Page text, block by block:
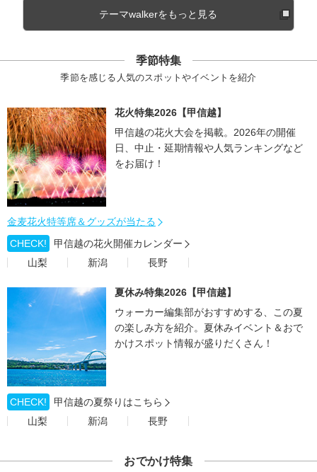
テーマwalkerをもっと見る
季節特集
季節を感じる人気のスポットやイベントを紹介
花火特集2026【甲信越】
甲信越の花火大会を掲載。2026年の開催
日、中止・延期情報や人気ランキングなど
をお届け！
金麦花火特等席＆グッズが当たる
CHECK!
甲信越の花火開催カレンダー
山梨
新潟 長野
夏休み特集2026【甲信越】
ウォーカー編集部がおすすめする、この夏
の楽しみ方を紹介。夏休みイベント＆おで
かけスポット情報が盛りだくさん！
CHECK!
甲信越の夏祭りはこちら
山梨
新潟 長野
おでかけ特集